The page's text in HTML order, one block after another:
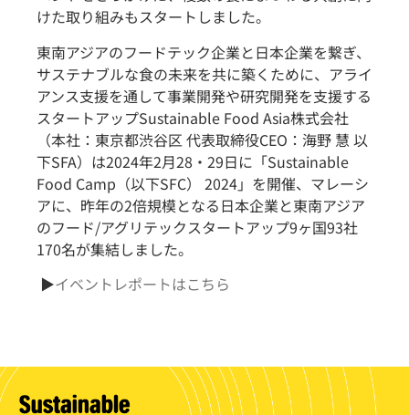
けた取り組みもスタートしました。
東南アジアのフードテック企業と日本企業を繋ぎ、
サステナブルな食の未来を共に築くために、アライ
アンス支援を通して事業開発や研究開発を支援する
スタートアップSustainable Food Asia株式会社
（本社：東京都渋谷区 代表取締役CEO：海野 慧 以
下SFA）は2024年2月28・29日に「Sustainable
Food Camp（以下SFC） 2024」を開催、マレーシ
アに、昨年の2倍規模となる日本企業と東南アジア
のフード/アグリテックスタートアップ9ヶ国93社
170名が集結しました。
▶イベントレポートはこちら